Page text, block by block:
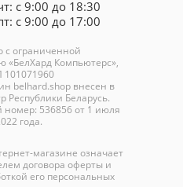
с 9:00 до 18:30
с 9:00 до 17:00
с ограниченной
«БелХард Компьютерс»,
101071960
belhard.shopвнесен в
Республики Беларусь.
номер: 536856 от 1 июля
года.
магазине означает
договора оферты и
его персональных